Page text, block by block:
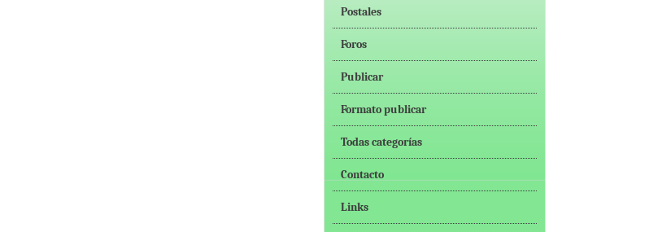
Postales
Foros
Publicar
Formato publicar
Todas categorías
Contacto
Links